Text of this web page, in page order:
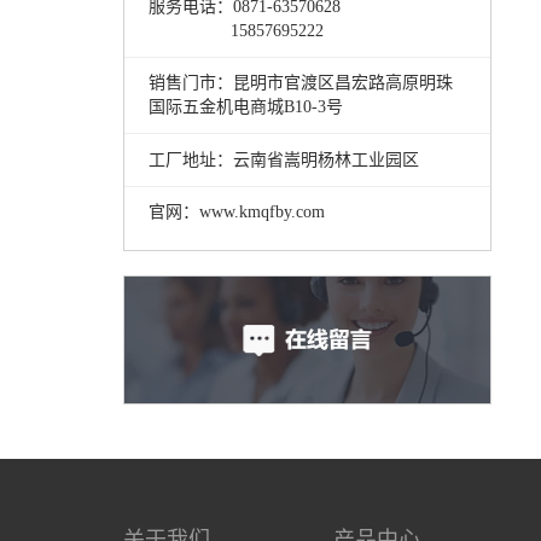
服务电话：0871-63570628
15857695222
销售门市：昆明市官渡区昌宏路高原明珠
国际五金机电商城B10-3号
工厂地址：云南省嵩明杨林工业园区
官网：www.kmqfby.com